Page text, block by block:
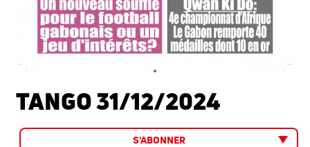
TANGO 31/12/2024
S'ABONNER